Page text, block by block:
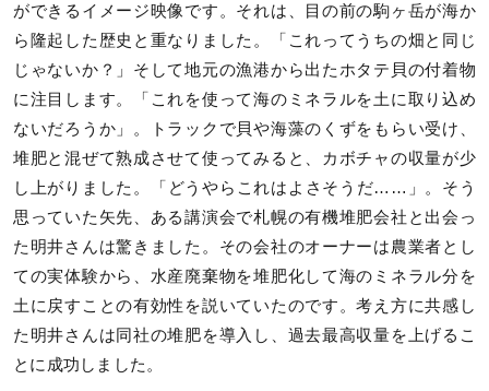
ができるイメージ映像です。それは、目の前の駒ヶ岳が海か
ら隆起した歴史と重なりました。「これってうちの畑と同じ
じゃないか？」そして地元の漁港から出たホタテ貝の付着物
に注目します。「これを使って海のミネラルを土に取り込め
ないだろうか」。トラックで貝や海藻のくずをもらい受け、
堆肥と混ぜて熟成させて使ってみると、カボチャの収量が少
し上がりました。「どうやらこれはよさそうだ……」。そう
思っていた矢先、ある講演会で札幌の有機堆肥会社と出会っ
た明井さんは驚きました。その会社のオーナーは農業者とし
ての実体験から、水産廃棄物を堆肥化して海のミネラル分を
土に戻すことの有効性を説いていたのです。考え方に共感し
た明井さんは同社の堆肥を導入し、過去最高収量を上げるこ
とに成功しました。